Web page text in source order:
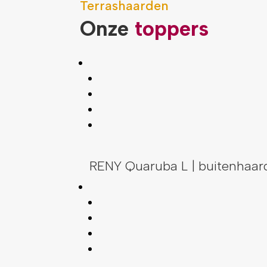
Terrashaarden
Onze toppers
RENY Quaruba L |